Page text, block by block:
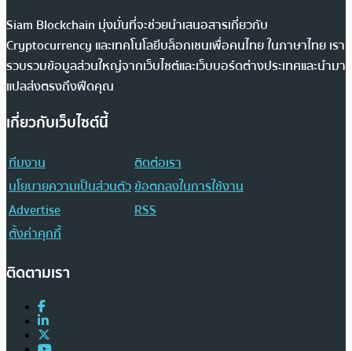
Siam Blockchain มุ่งมั่นที่จะช่วยนำเสนอสารเกี่ยวกับ
Cryptocurrency และเทคโนโลยีบล็อกเชนเพื่อคนไทย ในภาษาไทย เรา
รวบรวมข้อมูลส่วนใหญ่จากเว็บไซต์และเว็บบอร์ดต่างประเทศและนำมา
แปลส่งตรงถึงฟีดคุณ
เกี่ยวกับเว็บไซต์นี้
ทีมงาน
ติดต่อเรา
นโยบายความเป็นส่วนตัวข้อตกลงในการใช้งาน
Advertise
RSS
ตั้งค่าคุกกี้
ติดตามเรา